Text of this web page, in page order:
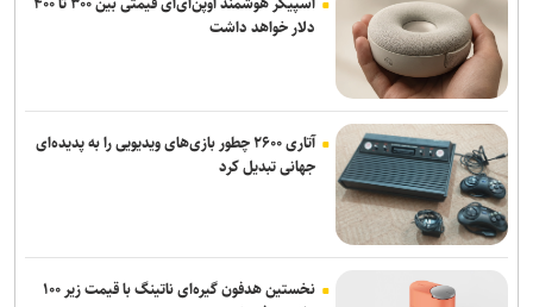
دلار خواهد داشت
آتاری ۲۶۰۰ چطور بازی‌های ویدیویی را به پدیده‌ای
جهانی تبدیل کرد
نخستین هدفون گیره‌ای ناتینگ با قیمت زیر ۱۰۰